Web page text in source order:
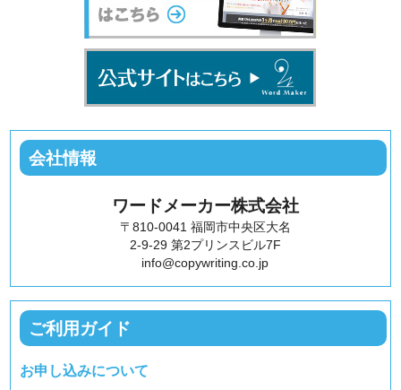
会社情報
ワードメーカー株式会社
〒810-0041 福岡市中央区大名
2-9-29 第2プリンスビル7F
info@copywriting.co.jp
ご利用ガイド
お申し込みについて